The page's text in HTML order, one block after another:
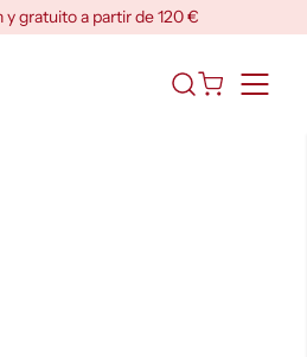
y gratuito a partir de 120 €
Abrir